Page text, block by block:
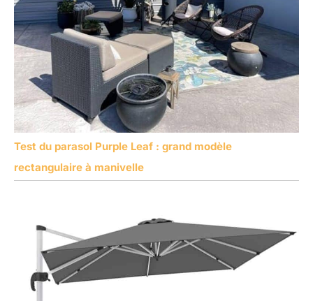
Test du parasol Purple Leaf : grand modèle
rectangulaire à manivelle